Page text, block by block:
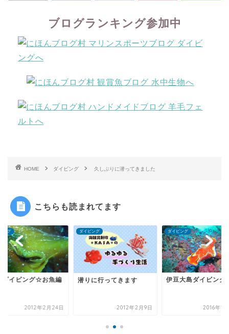
ブログランキング参加中
HOME ダイビング 久しぶりに潜ってきました
こちらも読まれてます
ング
に行ってきます
2012年2月9日
ダイビング
伊豆大島ダイビング②
2016年12月3日
ダイビング
川奈ダイビング☆お
2012年2